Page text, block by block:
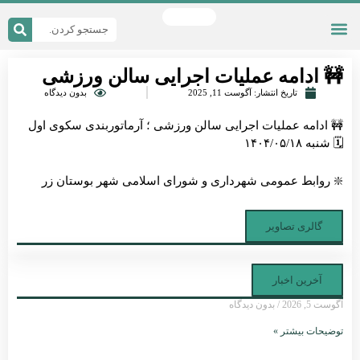
ادامه عملیات اجرایی سالن ورزشی
تاریخ انتشار: آگوست 11, 2025 بدون دیدگاه
ادامه عملیات اجرایی سالن ورزشی ؛ آرماتوربندی سکوی اول
۱۴۰۴/۰۵/۱۸
روابط عمومی شهرداری و شورای اسلامی شهر بوستان زر
گالری تصاویر
آخرین اخبار
5, 2026 بدون دیدگاه
بیشتر »